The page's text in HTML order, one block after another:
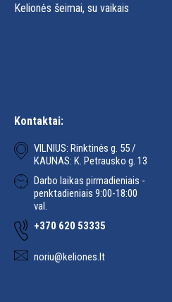
Kelionės šeimai, su vaikais
Kontaktai:
VILNIUS: Rinktinės g. 55 /
KAUNAS: K. Petrausko g. 13
Darbo laikas pirmadieniais -
penktadieniais 9:00-18:00
val.
+370 620 53335
noriu@keliones.lt